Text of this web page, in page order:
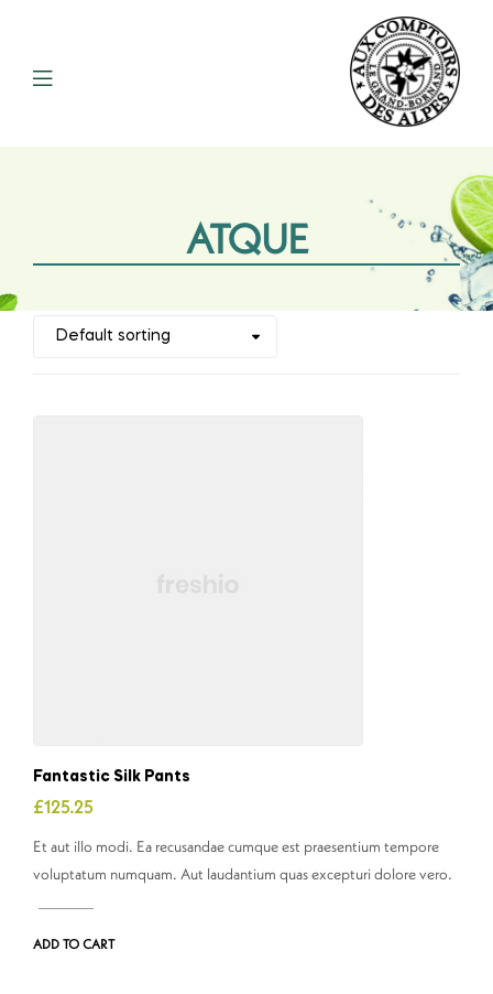
ATQUE
Fantastic Silk Pants
£125.25
Et aut illo modi. Ea recusandae cumque est praesentium tempore
voluptatum numquam. Aut laudantium quas excepturi dolore vero.
ADD TO CART